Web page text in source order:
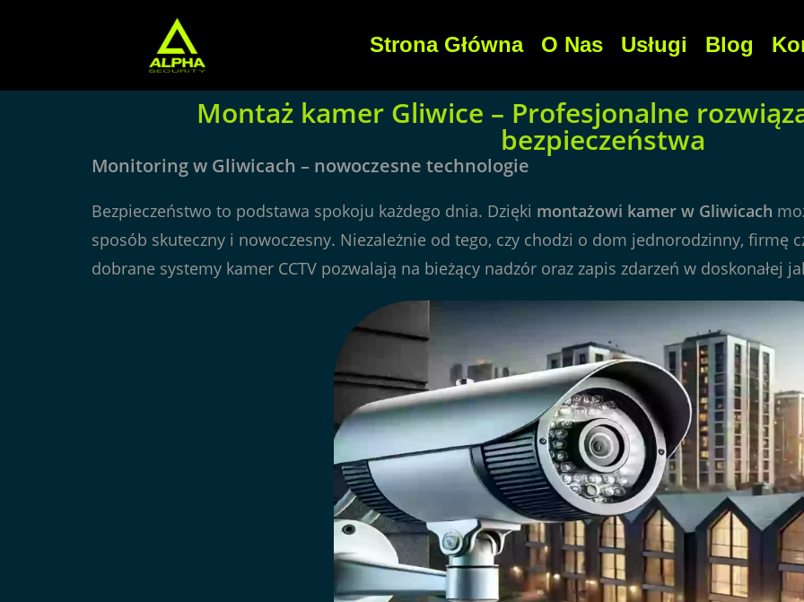
Strona Główna O Nas Usługi Blog
Montaż kamer Gliwice – Profesjonalne
bezpieczeństwa
Monitoring w Gliwicach – nowoczesne technologie
Bezpieczeństwo to podstawa spokoju każdego dnia. Dzięki montażowi kamer w Gliwicach
sposób skuteczny i nowoczesny. Niezależnie od tego, czy chodzi o dom jednorodzinny, firmę
dobrane systemy kamer CCTV pozwalają na bieżący nadzór oraz zapis zdarzeń w doskonałej